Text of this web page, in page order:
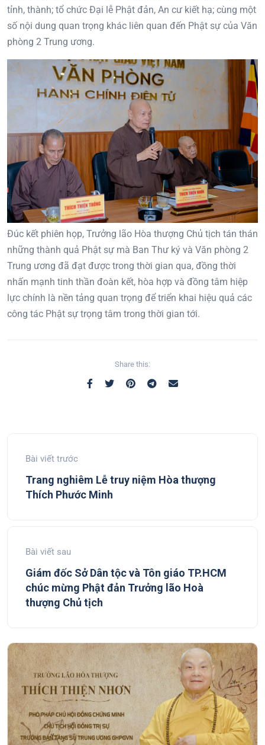
tỉnh, thành; tổ chức Đại lễ Phật đản, An cư kiết hạ; cùng một
số nội dung quan trọng khác liên quan đến Phật sự của Văn
phòng 2 Trung ương.
Đúc kết phiên họp, Trưởng lão Hòa thượng Chủ tịch tán thán
những thành quả Phật sự mà Ban Thư ký và Văn phòng 2
Trung ương đã đạt được trong thời gian qua, đồng thời
nhấn mạnh tinh thần đoàn kết, hòa hợp và đồng tâm hiệp
lực chính là nền tảng quan trọng để triển khai hiệu quả các
công tác Phật sự trọng tâm trong thời gian tới.
Share this:
Bài viết trước
Trang nghiêm Lễ truy niệm Hòa thượng
Thích Phước Minh
Bài viết sau
Giám đốc Sở Dân tộc và Tôn giáo TP.HCM
chúc mừng Phật đản Trưởng lão Hoà
thượng Chủ tịch